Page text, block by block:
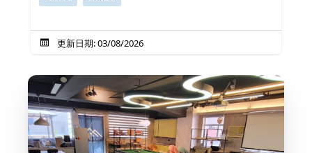
更新日期: 03/08/2026